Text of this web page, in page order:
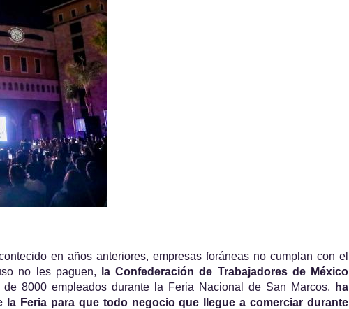
en años anteriores, empresas foráneas no cumplan con el
no les paguen,
la Confederación de Trabajadores de México
8000 empleados durante la Feria Nacional de San Marcos,
ha
Feria para que todo negocio que llegue a comerciar durante